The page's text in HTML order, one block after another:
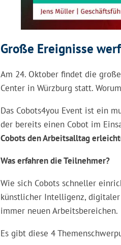
Große Ereignisse
Am 24. Oktober findet die
Center in Würzburg statt.
Das Cobots4you Event ist ein
der bereits einen Cobot im
Cobots den Arbeitsalltag
Was erfahren die Teilnehmer?
Wie sich Cobots schneller
künstlicher Intelligenz, digitaler
immer neuen Arbeitsbereichen.
Es gibt diese 4